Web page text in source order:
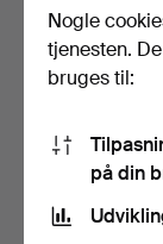
Budhistorik
Nogle
tjenesten.
bruges til:
på din